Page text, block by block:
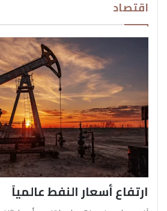
اقتصاد
ارتفاع أسعار النفط عالمياً